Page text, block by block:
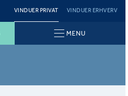
VINDUER PRIVAT VINDUER ERHVERV
MENU